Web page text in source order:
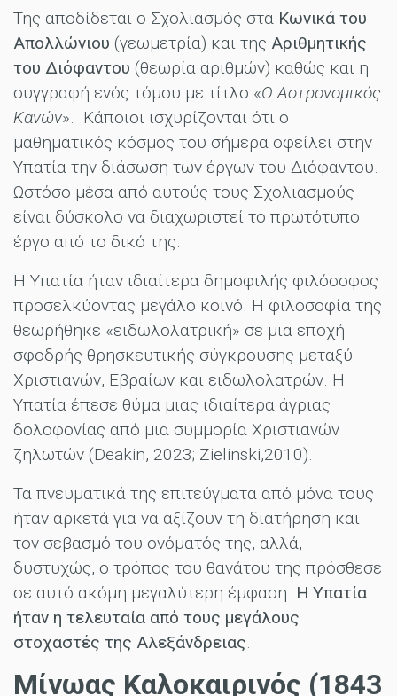
Της αποδίδεται ο Σχολιασμός στα Κωνικά του
Απολλώνιου (γεωμετρία) και της Αριθμητικής
του Διόφαντου (θεωρία αριθμών) καθώς και η
συγγραφή ενός τόμου με τίτλο «Ο Αστρονομικός
Κανών». Κάποιοι ισχυρίζονται ότι ο
μαθηματικός κόσμος του σήμερα οφείλει στην
Υπατία την διάσωση των έργων του Διόφαντου.
Ωστόσο μέσα από αυτούς τους Σχολιασμούς
είναι δύσκολο να διαχωριστεί το πρωτότυπο
έργο από το δικό της.
Η Υπατία ήταν ιδιαίτερα δημοφιλής φιλόσοφος
προσελκύοντας μεγάλο κοινό. Η φιλοσοφία της
θεωρήθηκε «ειδωλολατρική» σε μια εποχή
σφοδρής θρησκευτικής σύγκρουσης μεταξύ
Χριστιανών, Εβραίων και ειδωλολατρών. Η
Υπατία έπεσε θύμα μιας ιδιαίτερα άγριας
δολοφονίας από μια συμμορία Χριστιανών
ζηλωτών (Deakin, 2023; Zielinski,2010).
Τα πνευματικά της επιτεύγματα από μόνα τους
ήταν αρκετά για να αξίζουν τη διατήρηση και
τον σεβασμό του ονόματός της, αλλά,
δυστυχώς, ο τρόπος του θανάτου της πρόσθεσε
σε αυτό ακόμη μεγαλύτερη έμφαση. Η Υπατία
ήταν η τελευταία από τους μεγάλους
στοχαστές της Αλεξάνδρειας.
Μίνωας Καλοκαιρινός (1843